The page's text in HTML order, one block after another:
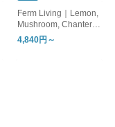
Ferm Living｜Lemon,
Mushroom, Chanterell
e Hook（レモン、マ
ッシュルーム、シャン
4,840円～